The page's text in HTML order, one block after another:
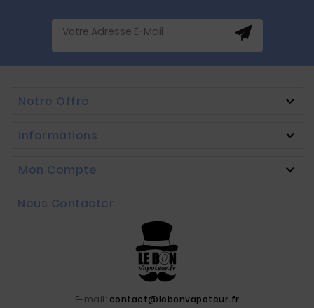
Notre Offre 
Informations 
Mon Compte 
Nous Contacter
E-mail: contact@lebonvapoteur.fr